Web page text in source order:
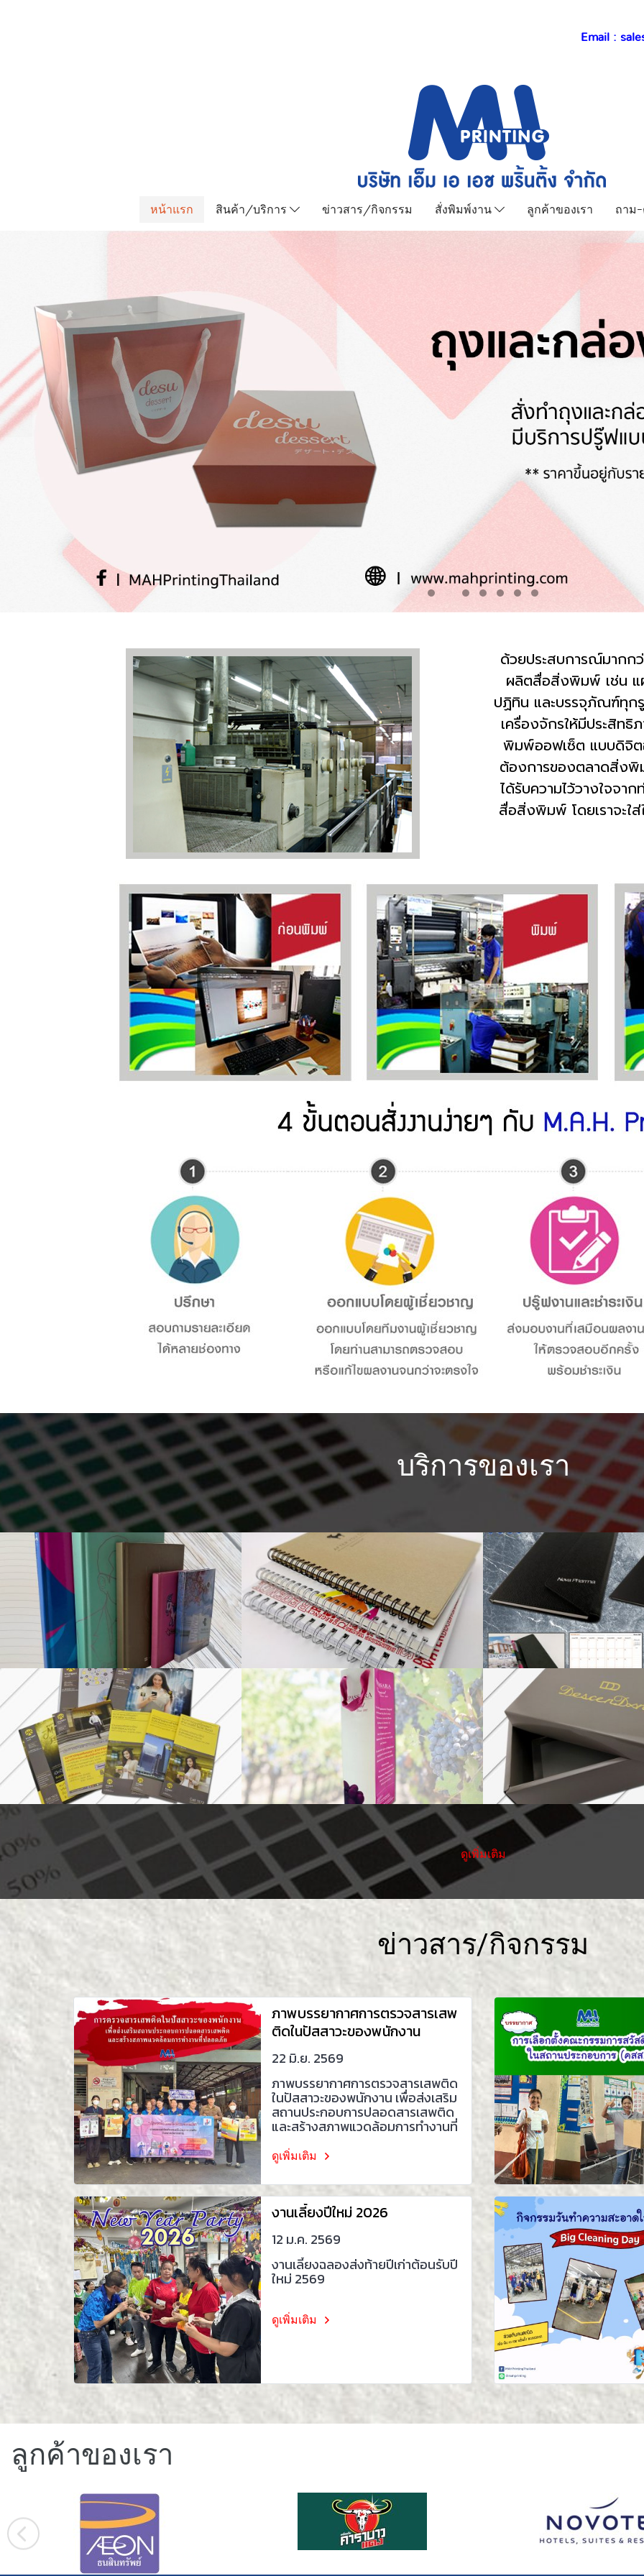
Email :
หน้าแรก สินค้า/บริการ ข่าวสาร/กิจกรรม สั่งพิมพ์งาน ลูกค้าของเรา ถาม
ด้วยประสบการณ์มากก
ผลิตสื่อสิ่งพิมพ์ เช่น แ
ปฏิทิน และบรรจุภัณฑ์ทุก
เครื่องจักรให้มีประสิทธิ
พิมพ์ออฟเซ็ต แบบดิจิต
ต้องการของตลาดสิ่งพิ
ได้รับความไว้วางใจจา
สื่อสิ่งพิมพ์ โดยเราจะใ
บริการของเรา
สมุดริมลวด ไดอารี่ ปฏิทิน
ถุงกระดาษ ฉลาก และบรรจุภัณฑ์ นามบัตร การ์ด
ดูเพิ่มเติม
ข่าวสาร/กิจกรรม
ภาพบรรยากาศการตรวจสารเสพ
ติดในปัสสาวะของพนักงาน
22 มิ.ย. 2569
ภาพบรรยากาศการตรวจสารเสพติด
ในปัสสาวะของพนักงาน เพื่อส่งเสริม
สถานประกอบการปลอดสารเสพติด
และสร้างสภาพแวดล้อมการทำงานที่
ดูเพิ่มเติม
งานเลี้ยงปีใหม่ 2026
12 ม.ค. 2569
งานเลี้ยงฉลองส่งท้ายปีเก่าต้อนรับปี
ใหม่ 2569
ดูเพิ่มเติม
ลูกค้าของเรา